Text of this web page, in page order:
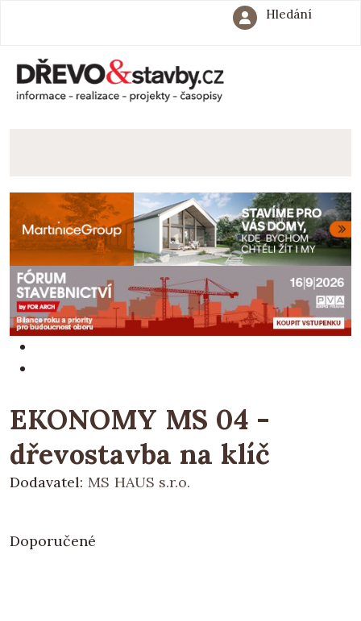
Hledání
EKONOMY MS 04 -
dřevostavba na klíč
Dodavatel: MS HAUS s.r.o.
Doporučené